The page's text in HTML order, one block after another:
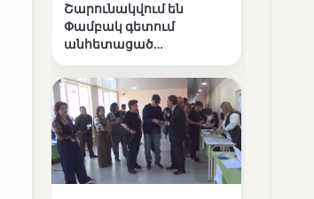
Շարունակվում են
Փամբակ գետում
անհետացած
որոնողական
աշխատանքները